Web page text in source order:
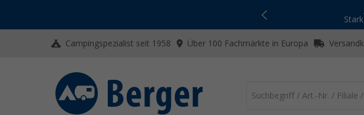
Campingspezialist seit 1958 Über 100 Fachmärkte in Europa